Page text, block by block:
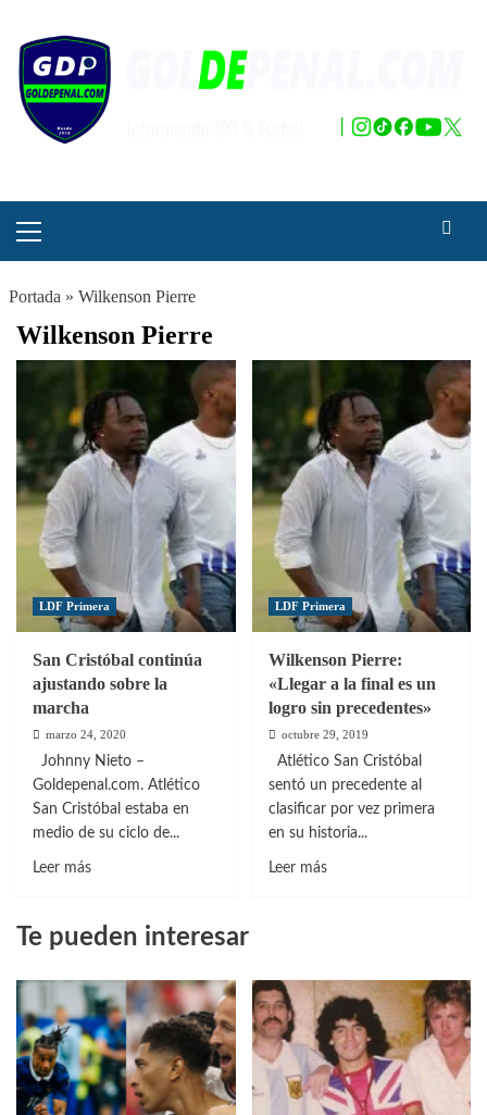
contenido
principal
Portada » Wilkenson Pierre
Wilkenson Pierre
LDF Primera
San Cristóbal continúa
ajustando sobre la
marcha
marzo 24, 2020
Johnny Nieto –
Goldepenal.com. Atlético
San Cristóbal estaba en
medio de su ciclo de...
Leer másLeer
San
continúa
ajustando
sobre
la
marcha
LDF Primera
Wilkenson Pierre:
«Llegar a la final es un
logro sin precedentes»
octubre 29, 2019
Atlético San Cristóbal
sentó un precedente al
clasificar por vez primera
en su historia...
Leer másLeer
«Llegar
a
la
final
es
un
Te pueden interesar